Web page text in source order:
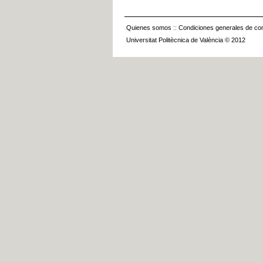
Quienes somos :: Condiciones generales de
Universitat Politècnica de València © 2012